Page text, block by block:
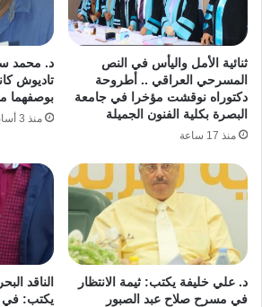
ثنائية الأمل واليأس في النص
المسرحي العراقي .. أطروحة
دكتوراه نوقشت مؤخرا في جامعة
البصرة بكلية الفنون الجميلة
منذ 17 ساعة
د. محمد
تاديوش
بوصفهما
منذ 3 أسابيع
د. علي خليفة يكتب: ثيمة الانتظار
في مسرح صلاح عبد الصبور
الناقد
يكتب: في